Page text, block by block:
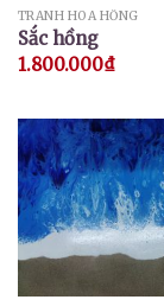
TRANH HOA HỒNG
Sắc hồng
1.800.000₫